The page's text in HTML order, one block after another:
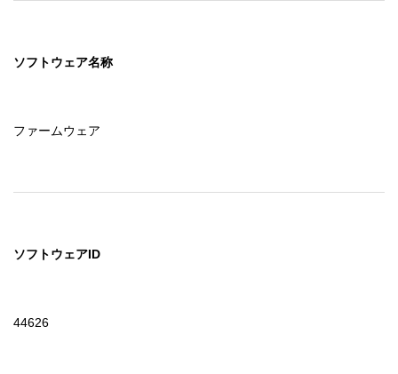
ソフトウェア名称
ファームウェア
ソフトウェアID
44626